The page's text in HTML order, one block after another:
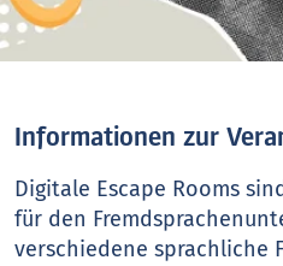
Informationen zur
Digitale Escape Rooms
für den
verschiedene sprachliche